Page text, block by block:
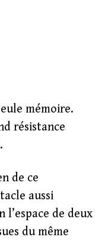
mémoire.
résistance
de ce
aussi
de deux
du même